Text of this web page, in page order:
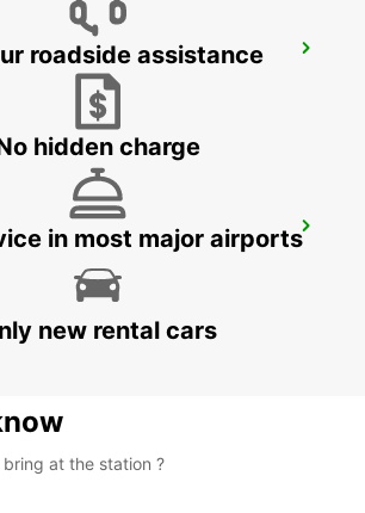
roadside assistance
hidden charge
in most major airports
new rental cars
at the station ?